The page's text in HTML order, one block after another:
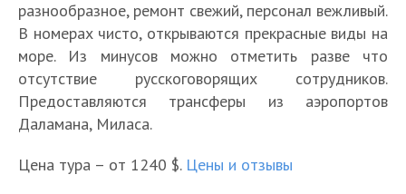
разнообразное, ремонт свежий, персонал вежливый.
В номерах чисто, открываются прекрасные виды на
море. Из минусов можно отметить разве что
отсутствие русскоговорящих сотрудников.
Предоставляются трансферы из аэропортов
Даламана, Миласа.
Цена тура – от 1240 $. Цены и отзывы